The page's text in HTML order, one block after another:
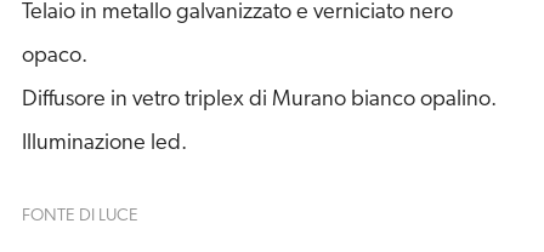
Telaio in metallo galvanizzato e verniciato nero
opaco.
Diffusore in vetro triplex di Murano bianco opalino.
Illuminazione led.
FONTE DI LUCE